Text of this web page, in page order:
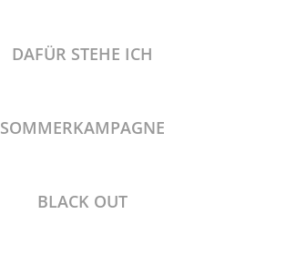
DAFÜR STEHE ICH
SOMMERKAMPAGNE
BLACK OUT